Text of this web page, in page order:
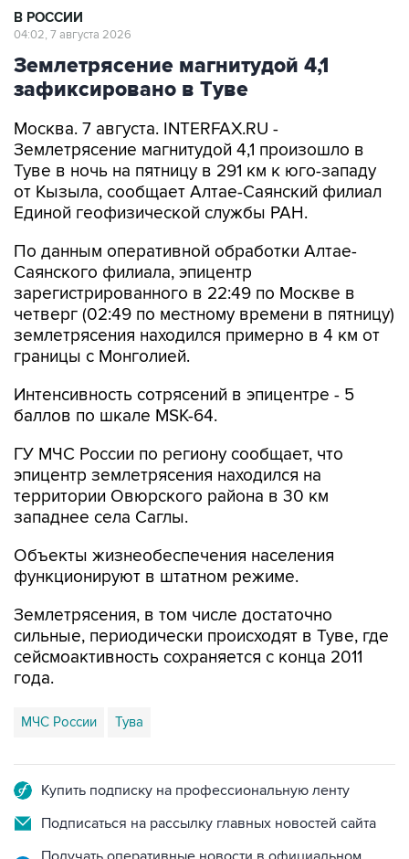
Землетрясение магнитудой 4,1
зафиксировано в Туве
Москва. 7 августа. INTERFAX.RU -
Туве в ночь на пятницу в 291 км к юго-западу
от Кызыла, сообщает Алтае-Саянский филиал
Единой геофизической службы РАН.
По данным оперативной обработки Алтае-
зарегистрированного в 22:49 по Москве в
четверг (02:49 по местному времени в пятницу)
землетрясения находился примерно в 4 км от
границы с Монголией.
Интенсивность сотрясений в эпицентре - 5
ГУ МЧС России по региону сообщает, что
территории Овюрского района в 30 км
западнее села Саглы.
Объекты жизнеобеспечения населения
Землетрясения, в том числе достаточно
сейсмоактивность сохраняется с конца 2011
года.
МЧС России
Подписаться на рассылку главных новостей сайта
Получать оперативные новости в официальном
канале